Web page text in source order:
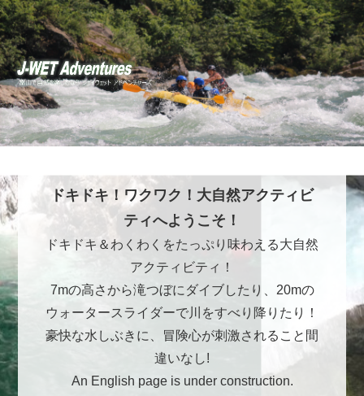
ドキドキ！ワクワク！大自然アクティビ
ティへようこそ！
ドキドキ＆わくわくをたっぷり味わえる大自然
アクティビティ！
7mの高さから滝つぼにダイブしたり、20mの
ウォータースライダーで川をすべり降りたり！
豪快な水しぶきに、冒険心が刺激されること間
違いなし!
An English page is under construction.